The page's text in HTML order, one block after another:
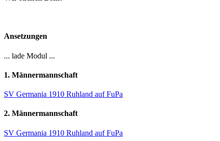
Ansetzungen
... lade Modul ...
1. Männermannschaft
SV Germania 1910 Ruhland auf FuPa
2. Männermannschaft
SV Germania 1910 Ruhland auf FuPa